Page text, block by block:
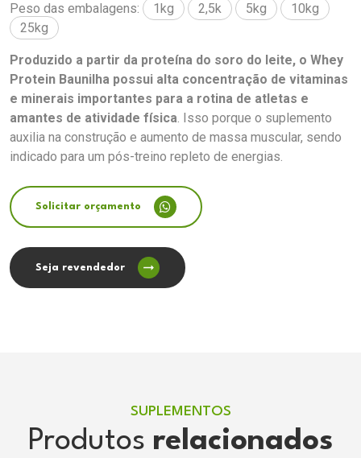
Peso das embalagens: 1kg 2,5k 5kg
10kg
25kg
Produzido a partir da proteína do soro do leite, o Whey
Protein Baunilha possui alta concentração de vitaminas
e minerais importantes para a rotina de atletas e
amantes de atividade física. Isso porque o suplemento
auxilia na construção e aumento de massa muscular, sendo
indicado para um pós-treino repleto de energias.
Solicitar orçamento
Seja revendedor
SUPLEMENTOS
Produtos relacionados